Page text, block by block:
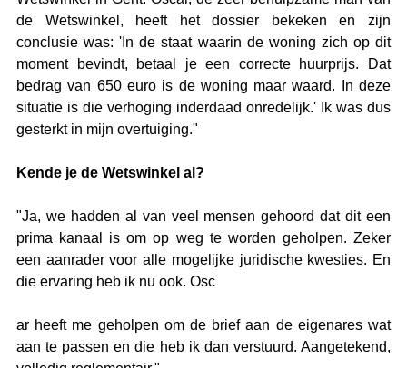
de Wetswinkel, heeft het dossier bekeken en zijn
conclusie was: 'In de staat waarin de woning zich op dit
moment bevindt, betaal je een correcte huurprijs. Dat
bedrag van 650 euro is de woning maar waard. In deze
situatie is die verhoging inderdaad onredelijk.' Ik was dus
gesterkt in mijn overtuiging."
Kende je de Wetswinkel al?
"Ja, we hadden al van veel mensen gehoord dat dit een
prima kanaal is om op weg te worden geholpen. Zeker
een aanrader voor alle mogelijke juridische kwesties. En
die ervaring heb ik nu ook. Osc
ar heeft me geholpen om de brief aan de eigenares wat
aan te passen en die heb ik dan verstuurd. Aangetekend,